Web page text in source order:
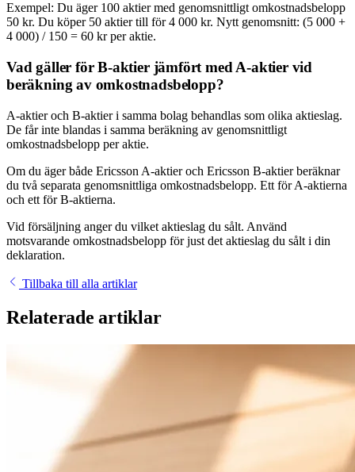
Exempel: Du äger 100 aktier med genomsnittligt omkostnadsbelopp
50 kr. Du köper 50 aktier till för 4 000 kr. Nytt genomsnitt: (5 000 +
4 000) / 150 = 60 kr per aktie.
Vad gäller för B-aktier jämfört med A-aktier vid
beräkning av omkostnadsbelopp?
A-aktier och B-aktier i samma bolag behandlas som olika aktieslag.
De får inte blandas i samma beräkning av genomsnittligt
omkostnadsbelopp per aktie.
Om du äger både Ericsson A-aktier och Ericsson B-aktier beräknar
du två separata genomsnittliga omkostnadsbelopp. Ett för A-aktierna
och ett för B-aktierna.
Vid försäljning anger du vilket aktieslag du sålt. Använd
motsvarande omkostnadsbelopp för just det aktieslag du sålt i din
deklaration.
Tillbaka till alla artiklar
Relaterade artiklar